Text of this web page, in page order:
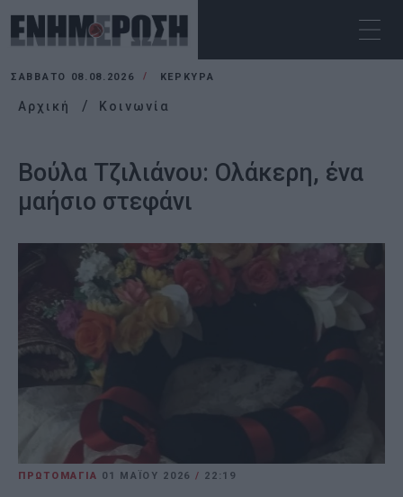
ΣΆΒΒΑΤΟ 08.08.2026 ΚΕΡΚΥΡΑ
Αρχική Κοινωνία
Βούλα Τζιλιάνου: Ολάκερη, ένα
μαήσιο στεφάνι
ΠΡΩΤΟΜΑΓΙΑ 01 ΜΑΪ́ΟΥ 2026 / 22:19